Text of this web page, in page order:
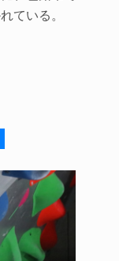
ている。